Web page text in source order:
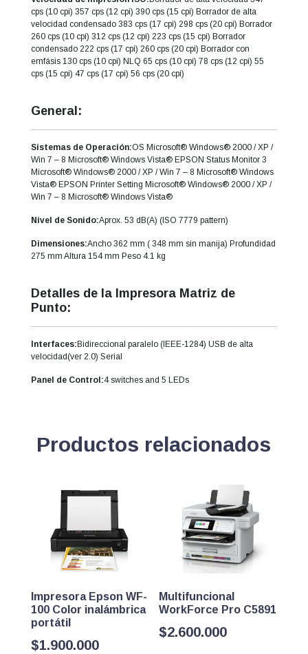
cps (10 cpi) 357 cps (12 cpi) 390 cps (15 cpi) Borrador de alta
velocidad condensado 383 cps (17 cpi) 298 cps (20 cpi) Borrador
260 cps (10 cpi) 312 cps (12 cpi) 223 cps (15 cpi) Borrador
condensado 222 cps (17 cpi) 260 cps (20 cpi) Borrador con
emfásis 130 cps (10 cpi) NLQ 65 cps (10 cpi) 78 cps (12 cpi) 55
cps (15 cpi) 47 cps (17 cpi) 56 cps (20 cpi)
General:
Sistemas de Operación:OS Microsoft® Windows® 2000 / XP /
Win 7 – 8 Microsoft® Windows Vista® EPSON Status Monitor 3
Microsoft® Windows® 2000 / XP / Win 7 – 8 Microsoft® Windows
Vista® EPSON Printer Setting Microsoft® Windows® 2000 / XP /
Win 7 – 8 Microsoft® Windows Vista®
Nivel de Sonido:Aprox. 53 dB(A) (ISO 7779 pattern)
Dimensiones:Ancho 362 mm ( 348 mm sin manija) Profundidad
275 mm Altura 154 mm Peso 4.1 kg
Detalles de la Impresora Matriz de
Punto:
Interfaces: Bidireccional paralelo (IEEE-1284) USB de alta
velocidad(ver 2.0) Serial
Panel de Control:4 switches and 5 LEDs
Productos relacionados
Impresora Epson WF-
100 Color inalámbrica
portátil
$1.900.000
Multifuncional
WorkForce Pro C5891
$2.600.000